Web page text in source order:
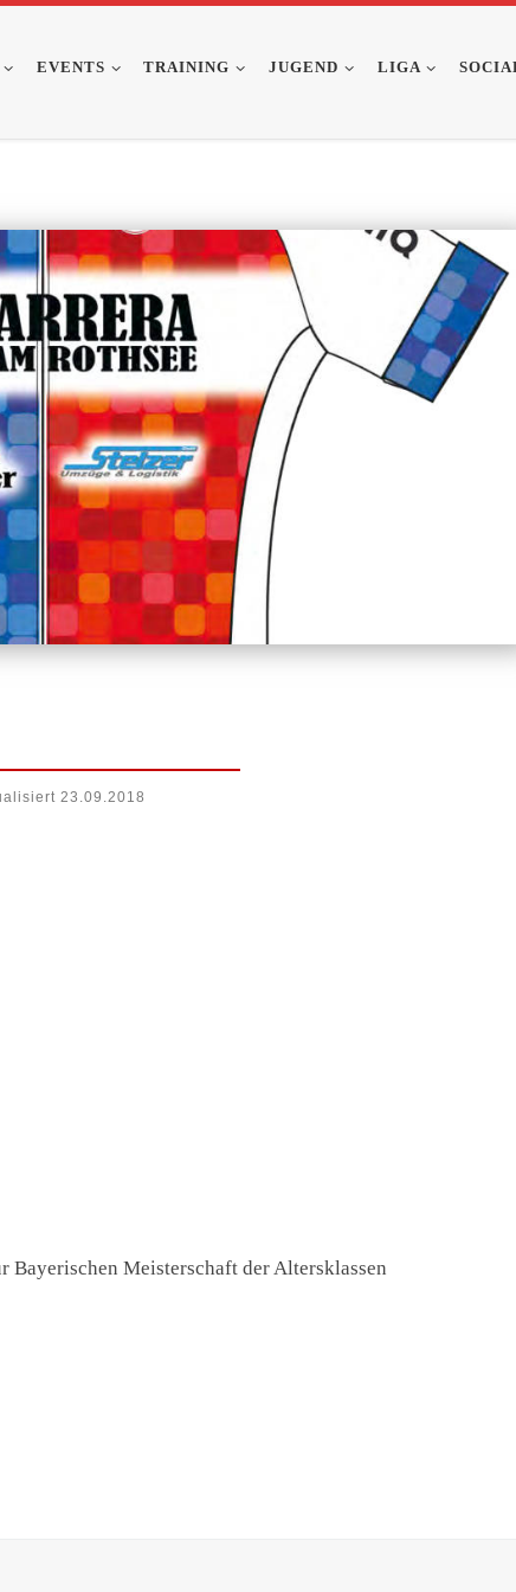
EVENTS TRAINING JUGEND LIGA
23.09.2018
Meisterschaft der Altersklassen